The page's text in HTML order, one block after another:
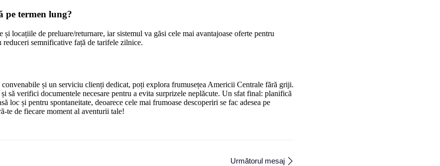
pe termen lung?
și locațiile de preluare/returnare, iar sistemul va găsi cele mai avantajoase oferte pentru
reduceri semnificative față de tarifele zilnice.
și un serviciu clienți dedicat, poți explora frumusețea Americii Centrale fără griji.
să verifici documentele necesare pentru a evita surprizele neplăcute. Un sfat final: planifică
loc și pentru spontaneitate, deoarece cele mai frumoase descoperiri se fac adesea pe
te de fiecare moment al aventurii tale!
Următorul mesaj